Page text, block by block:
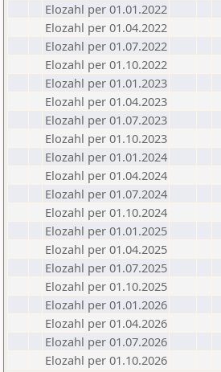
Elozahl per 01.01.2022
Elozahl per 01.04.2022
Elozahl per 01.07.2022
Elozahl per 01.10.2022
Elozahl per 01.01.2023
Elozahl per 01.04.2023
Elozahl per 01.07.2023
Elozahl per 01.10.2023
Elozahl per 01.01.2024
Elozahl per 01.04.2024
Elozahl per 01.07.2024
Elozahl per 01.10.2024
Elozahl per 01.01.2025
Elozahl per 01.04.2025
Elozahl per 01.07.2025
Elozahl per 01.10.2025
Elozahl per 01.01.2026
Elozahl per 01.04.2026
Elozahl per 01.07.2026
Elozahl per 01.10.2026